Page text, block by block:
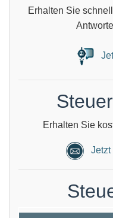
Erhalten Sie
Erhalten Sie
Jetzt